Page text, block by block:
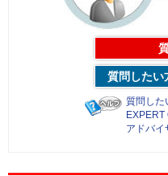
質問したい
質問した
EXPERT
アドバイ